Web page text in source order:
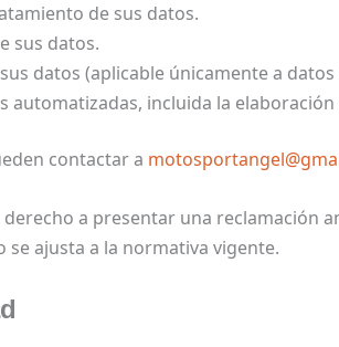
de sus datos.
sus datos.
datos (aplicable únicamente a
automatizadas, incluida la
contactar a
a presentar una reclamación
ajusta a la normativa vigente.